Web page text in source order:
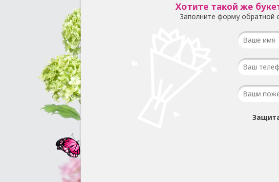
Хотите такой же
Заполните форму обратной